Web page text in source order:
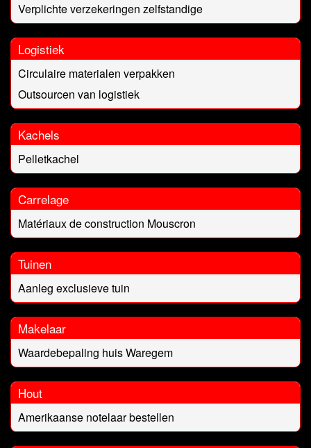
Verplichte verzekeringen zelfstandige
Logistiek
Circulaire materialen verpakken
Outsourcen van logistiek
Kachels
Pelletkachel
Carrelage
Matériaux de construction Mouscron
Tuinen
Aanleg exclusieve tuin
Makelaar
Waardebepaling huis Waregem
Hout
Amerikaanse notelaar bestellen